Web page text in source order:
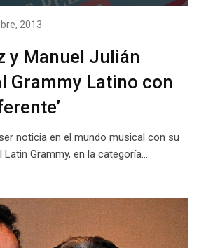
2013
y Manuel Julián
Grammy Latino con
noticia en el mundo musical con su
Grammy, en la categoría…